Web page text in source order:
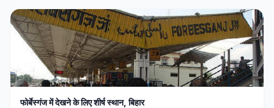
फोर्बेस्गंज में देखने के लिए शीर्ष स्थान, बिहार